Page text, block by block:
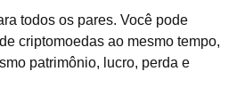
todos os pares. Você pode
criptomoedas ao mesmo tempo,
patrimônio, lucro, perda e